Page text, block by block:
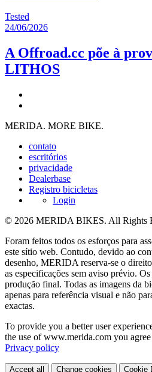
Tested
24/06/2026
A Offroad.cc põe à
LITHOS
MERIDA. MORE BIKE.
contato
escritórios
privacidade
Dealerbase
Registro bicicletas
Login
© 2026 MERIDA BIKES. All Rights
Foram feitos todos os esforços para
este sítio web. Contudo, devido ao
desenho, MERIDA reserva-se o
as especificações sem aviso prévio.
produção final. Todas as imagens da
apenas para referência visual e não
exactas.
To provide you a better user
the use of www.merida.com you
Privacy policy
Accept all Change cookies Cookie